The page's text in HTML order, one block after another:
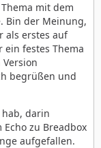
mit dem
Bin der Meinung,
als erstes auf
ein festes Thema
begrüßen und
darin
Echo zu Breadbox
aufgefallen.